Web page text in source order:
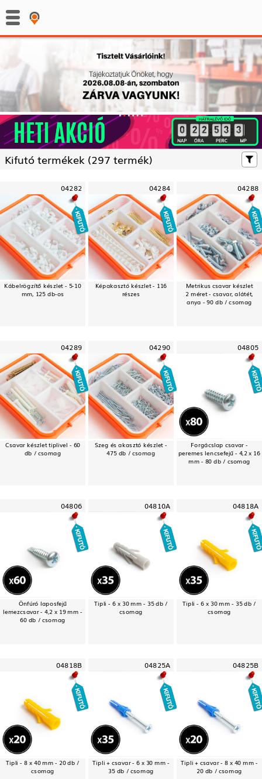
: :
Kifutó termékek (297 termék)
04282
Kábelrögzítő készlet - 5-10
mm, 125 db-os
04284
Képakasztó készlet - 116
részes
04288
Metrikus csavar készlet
2 méret - csavar, alátét,
anya - 90 db / csomag
04289
Csavar készlet tiplivel - 60
db / csomag
04290
Szeg és akasztó készlet -
475 db / csomag
04805
Forgácslap csavar -
peremes lencsefejű - 4,2 x 16
mm - 80 db / csomag
04806
Önfúró laposfejű
lemezcsavar - 4,2 x 19 mm -
60 db / csomag
04810A
Tipli - 6 x 30 mm - 35 db /
csomag
04818A
Tipli - 6 x 30 mm - 35 db /
csomag
04818B
Tipli - 8 x 40 mm - 20 db /
csomag
04825A
Tipli + csavar - 6 x 30 mm -
35 db / csomag
04825B
Tipli + csavar - 8 x 40 mm -
20 db / csomag